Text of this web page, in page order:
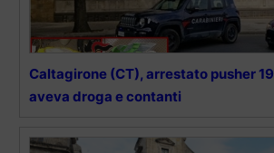
Caltagirone (CT), arrestato pusher
aveva droga e contanti